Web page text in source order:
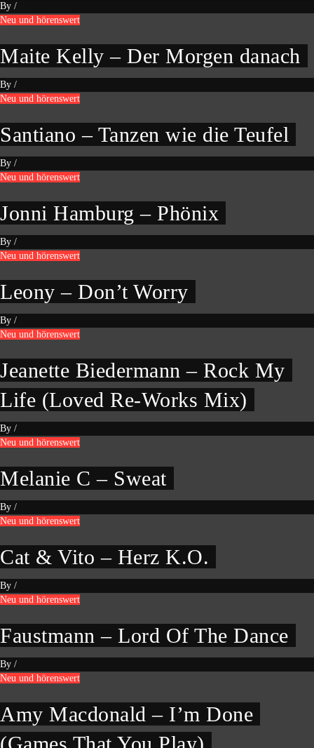
By /
Neu und hörenswert
Maite Kelly – Der Morgen danach
By /
Neu und hörenswert
Santiano – Tanzen wie die Teufel
By /
Neu und hörenswert
Jonni Hamburg – Phönix
By /
Neu und hörenswert
Leony – Don’t Worry
By /
Neu und hörenswert
Jeanette Biedermann – Rock My
Life (Loved Re-Works Mix)
By /
Neu und hörenswert
Melanie C – Sweat
By /
Neu und hörenswert
Cat & Vito – Herz K.O.
By /
Neu und hörenswert
Faustmann – Lord Of The Dance
By /
Neu und hörenswert
Amy Macdonald – I’m Done
(Games That You Play)